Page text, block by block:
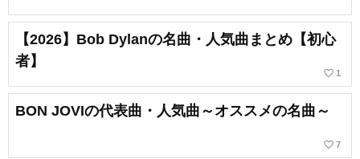
【2026】Bob Dylanの名曲・人気曲まとめ【初心
者】
favorite_border 1
BON JOVIの代表曲・人気曲～オススメの名曲～
favorite_border 7